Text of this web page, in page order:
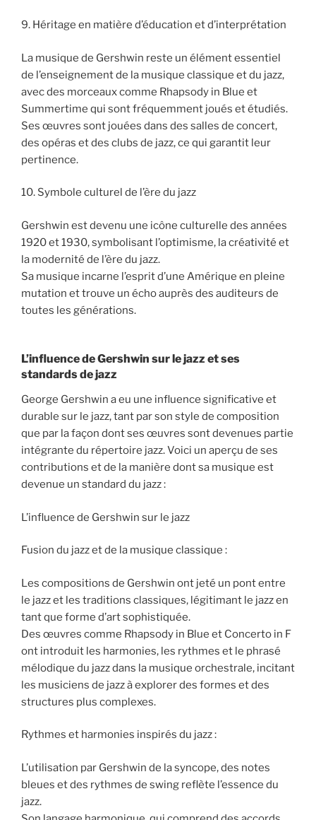
9. Héritage en matière d’éducation et d’interprétation
La musique de Gershwin reste un élément essentiel
de l’enseignement de la musique classique et du jazz,
avec des morceaux comme Rhapsody in Blue et
Summertime qui sont fréquemment joués et étudiés.
Ses œuvres sont jouées dans des salles de concert,
des opéras et des clubs de jazz, ce qui garantit leur
pertinence.
10. Symbole culturel de l’ère du jazz
Gershwin est devenu une icône culturelle des années
1920 et 1930, symbolisant l’optimisme, la créativité et
la modernité de l’ère du jazz.
Sa musique incarne l’esprit d’une Amérique en pleine
mutation et trouve un écho auprès des auditeurs de
toutes les générations.
L’influence de Gershwin sur le jazz et ses
standards de jazz
George Gershwin a eu une influence significative et
durable sur le jazz, tant par son style de composition
que par la façon dont ses œuvres sont devenues partie
intégrante du répertoire jazz. Voici un aperçu de ses
contributions et de la manière dont sa musique est
devenue un standard du jazz :
L’influence de Gershwin sur le jazz
Fusion du jazz et de la musique classique :
Les compositions de Gershwin ont jeté un pont entre
le jazz et les traditions classiques, légitimant le jazz en
tant que forme d’art sophistiquée.
Des œuvres comme Rhapsody in Blue et Concerto in F
ont introduit les harmonies, les rythmes et le phrasé
mélodique du jazz dans la musique orchestrale, incitant
les musiciens de jazz à explorer des formes et des
structures plus complexes.
Rythmes et harmonies inspirés du jazz :
L’utilisation par Gershwin de la syncope, des notes
bleues et des rythmes de swing reflète l’essence du
jazz.